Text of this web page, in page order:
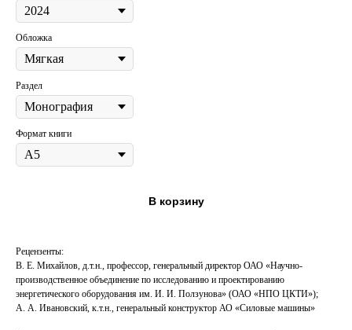
Обложка
Раздел
Формат книги
В корзину
Рецензенты:
В. Е. Михайлов, д.т.н., профессор, генеральный директор ОАО «Научно-
производственное объединение по исследованию и проектированию
энергетического оборудования им. И. И. Ползунова» (ОАО «НПО ЦКТИ»);
А. А. Ивановский, к.т.н., генеральный конструктор АО «Силовые машины»